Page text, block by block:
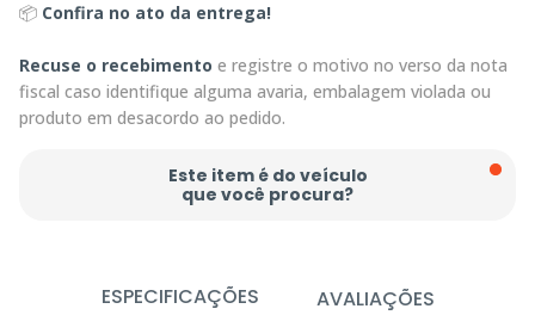
📦 Confira no ato da entrega!
Recuse o recebimento e registre o motivo no verso da nota
fiscal caso identifique alguma avaria, embalagem violada ou
produto em desacordo ao pedido.
Este item é do veículo
que você procura?
ESPECIFICAÇÕES AVALIAÇÕES